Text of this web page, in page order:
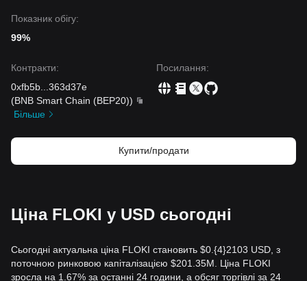
Показник обігу:
99%
Контракти:
0xfb5b
363d37e
(BNB Smart Chain (BEP20))
Більше
Посилання:
Купити/продати
Ціна FLOKI у USD сьогодні
Сьогодні актуальна ціна FLOKI становить $0.{​4}2103 USD, з
поточною ринковою капіталізацією $201.35M. Ціна FLOKI
зросла на 1.67% за останні 24 години, а обсяг торгівлі за 24